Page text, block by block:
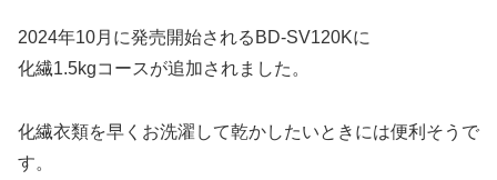
2024年10月に発売開始されるBD-SV120Kに
化繊1.5kgコースが追加されました。
化繊衣類を早くお洗濯して乾かしたいときには便利そうで
す。